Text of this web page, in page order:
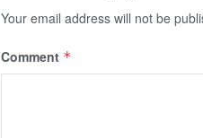
Your email address will not be
Comment *